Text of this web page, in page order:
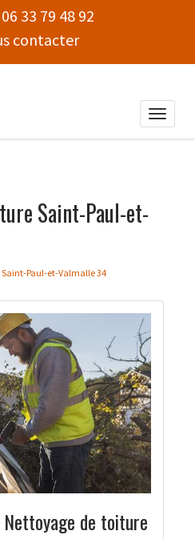
06 33 79 48 92
contacter
Toggle
Saint-Paul-et-
Paul-et-Valmalle 34
de toiture